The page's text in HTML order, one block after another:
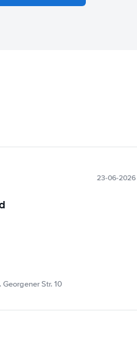
23-06-2026
Georgener Str. 10